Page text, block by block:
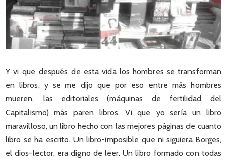
Y vi que después de esta vida los hombres se transforman
en libros, y se me dijo que por eso entre más hombres
mueren, las editoriales (máquinas de fertilidad del
Capitalismo) más paren libros. Vi que yo sería un libro
maravilloso, un libro hecho con las mejores páginas de cuanto
libro se ha escrito. Un libro-imposible que ni siguiera Borges,
el dios-lector, era digno de leer. Un libro formado con todas